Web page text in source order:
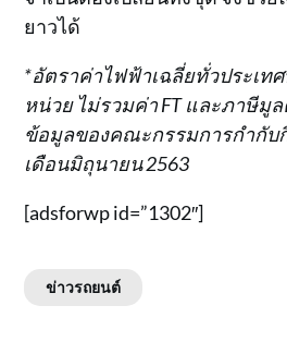
ยาวได้
*อัตราค่าไฟฟ้าเฉลี่ยทั่วประเท
หน่วย ไม่รวมค่า FT และภาษีมู
ข้อมูลของคณะกรรมการกำกับ
เดือนมิถุนายน 2563
[adsforwp id=”1302″]
ข่าวรถยนต์